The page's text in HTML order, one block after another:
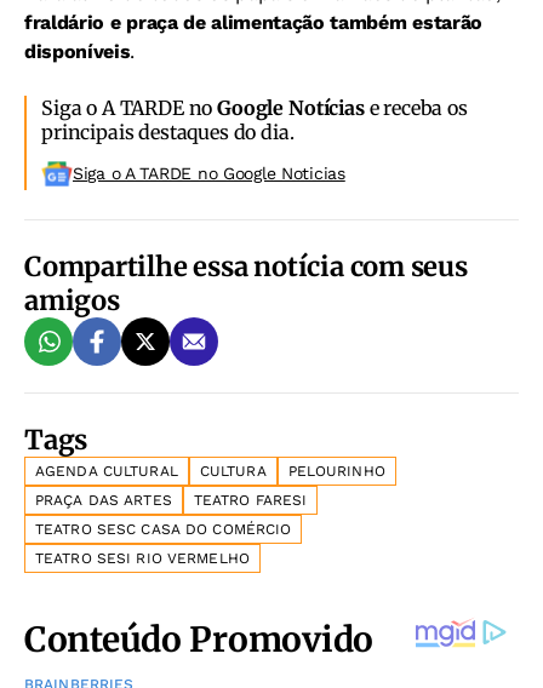
fraldário e praça de alimentação também estarão
disponíveis.
Siga o A TARDE noGoogle Notíciase receba os
principais destaques do dia.
Siga o A TARDE no Google Noticias
Compartilhe essa notícia com seus
amigos
Tags
AGENDA CULTURAL CULTURA
PELOURINHO
PRAÇA DAS ARTES
TEATRO FARESI
TEATRO SESC CASA DO COMÉRCIO
TEATRO SESI RIO VERMELHO